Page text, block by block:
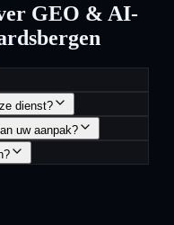
GEO & AI-
dienst?
uw aanpak?